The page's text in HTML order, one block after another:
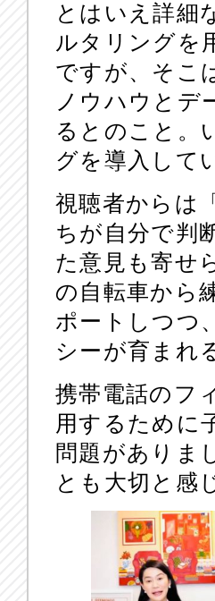
とはいえ詳細
ルタリングを
ですが、そこ
ノウハウとデ
るとのこと。
グを導入して
視聴者からは
ちが自分で判
た意見も寄せ
の自転車から
ポートしつつ
シーが育まれ
携帯電話のフ
用するために
問題がありま
とも大切と感